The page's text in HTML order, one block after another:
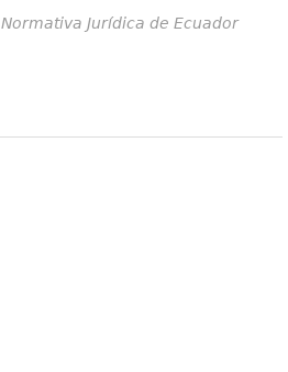
Normativa Jurídica de Ecuador